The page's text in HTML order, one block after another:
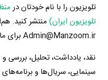
تلویزیون را با نام خودتان در
تلویزیون ایران) منتشر کنید.
Admin@Manzoom.ir برای ما ارسال کنید.
نقد، یادداشت، تحلیل، بررسی
سینمایی، سریال‌ها و برنامه‌های